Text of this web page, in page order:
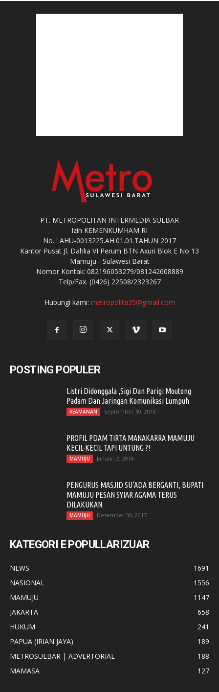
PT. METROPOLITAN INTERMEDIA SULBAR
Izin KEMENKUMHAM RI
No. : AHU-0013225.AH.01.01.TAHUN 2017
Kantor Pusat Jl. Dahlia VI Perum BTN Axuri Blok E No 13
Mamuju - Sulawesi Barat
Nomor Kontak: 082196053279/081242608889
Telp/Fax. (0426) 22508/2323267
Hubungi kami: metropolita35@gmail.com
POSTING POPULER
Listri Didonggala ,Sigi Dan Parigi Moutong
Padam Dan Jaringan Komunikasi Lumpuh
KEAMANAN September 30, 2018
PROFIL PDAM TIRTA MANAKARRA MAMUJU
KECIL-KECIL TAPI UNTUNG ?!
MAMUJU Januari 2, 2018
PENGURUS MASJID SU’ADA BERGANTI, BUPATI
MAMUJU PESAN SYIAR AGAMA TERUS
DILAKUKAN
MAMUJU Desember 30, 2017
KATEGORI E POPULLARIZUAR
NEWS
1691
NASIONAL
1556
MAMUJU
1147
JAKARTA
658
HUKUM
241
PAPUA (IRIAN JAYA)
189
METROSULBAR | ADVERTORIAL
188
MAMASA
127